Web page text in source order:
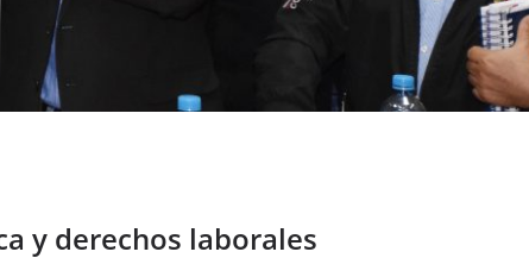
y derechos laborales